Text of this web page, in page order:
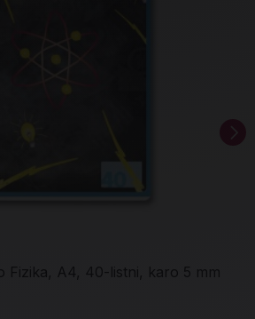
Fizika, A4, 40-listni, karo 5 mm